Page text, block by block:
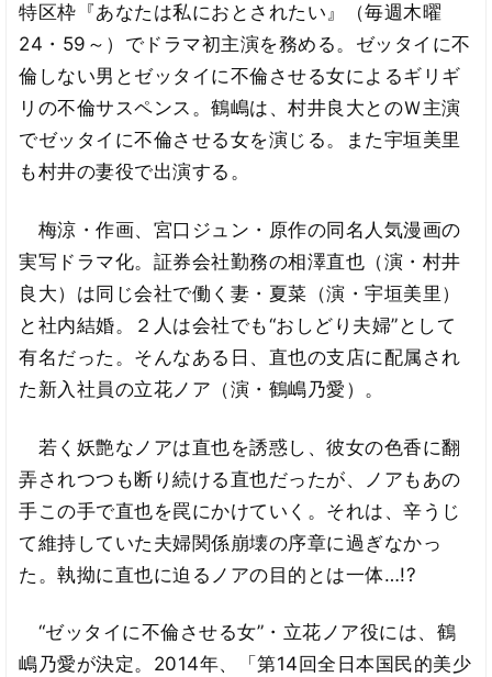
特区枠『あなたは私におとされたい』（毎週木曜
24・59～）でドラマ初主演を務める。ゼッタイに不
倫しない男とゼッタイに不倫させる女によるギリギ
リの不倫サスペンス。鶴嶋は、村井良大とのＷ主演
でゼッタイに不倫させる女を演じる。また宇垣美里
も村井の妻役で出演する。
梅涼・作画、宮口ジュン・原作の同名人気漫画の
実写ドラマ化。証券会社勤務の相澤直也（演・村井
良大）は同じ会社で働く妻・夏菜（演・宇垣美里）
と社内結婚。２人は会社でも“おしどり夫婦”として
有名だった。そんなある日、直也の支店に配属され
た新入社員の立花ノア（演・鶴嶋乃愛）。
若く妖艶なノアは直也を誘惑し、彼女の色香に翻
弄されつつも断り続ける直也だったが、ノアもあの
手この手で直也を罠にかけていく。それは、辛うじ
て維持していた夫婦関係崩壊の序章に過ぎなかっ
た。執拗に直也に迫るノアの目的とは一体…!?
“ゼッタイに不倫させる女”・立花ノア役には、鶴
嶋乃愛が決定。2014年、「第14回全日本国民的美少